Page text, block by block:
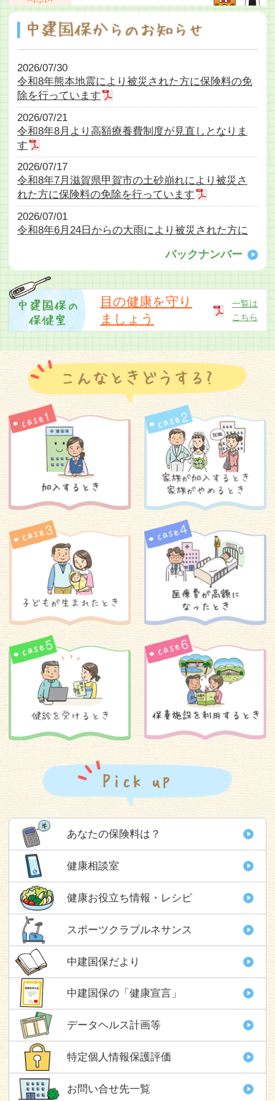
2026/07/30
令和8年熊本地震により被災された方に保険料の免
除を行っています
2026/07/21
令和8年8月より高額療養費制度が見直しとなりま
す
2026/07/17
令和8年7月滋賀県甲賀市の土砂崩れにより被災さ
れた方に保険料の免除を行っています
2026/07/01
令和8年6月24日からの大雨により被災された方に
「中建国保だより令和8年5月号」のお詫びと訂
正
バックナンバー
目の健康を守り
ましょう
一覧は
こちら
あなたの保険料は？
健康相談室
健康お役立ち情報・レシピ
スポーツクラブルネサンス
中建国保だより
中建国保の「健康宣言」
データヘルス計画等
特定個人情報保護評価
お問い合せ先一覧